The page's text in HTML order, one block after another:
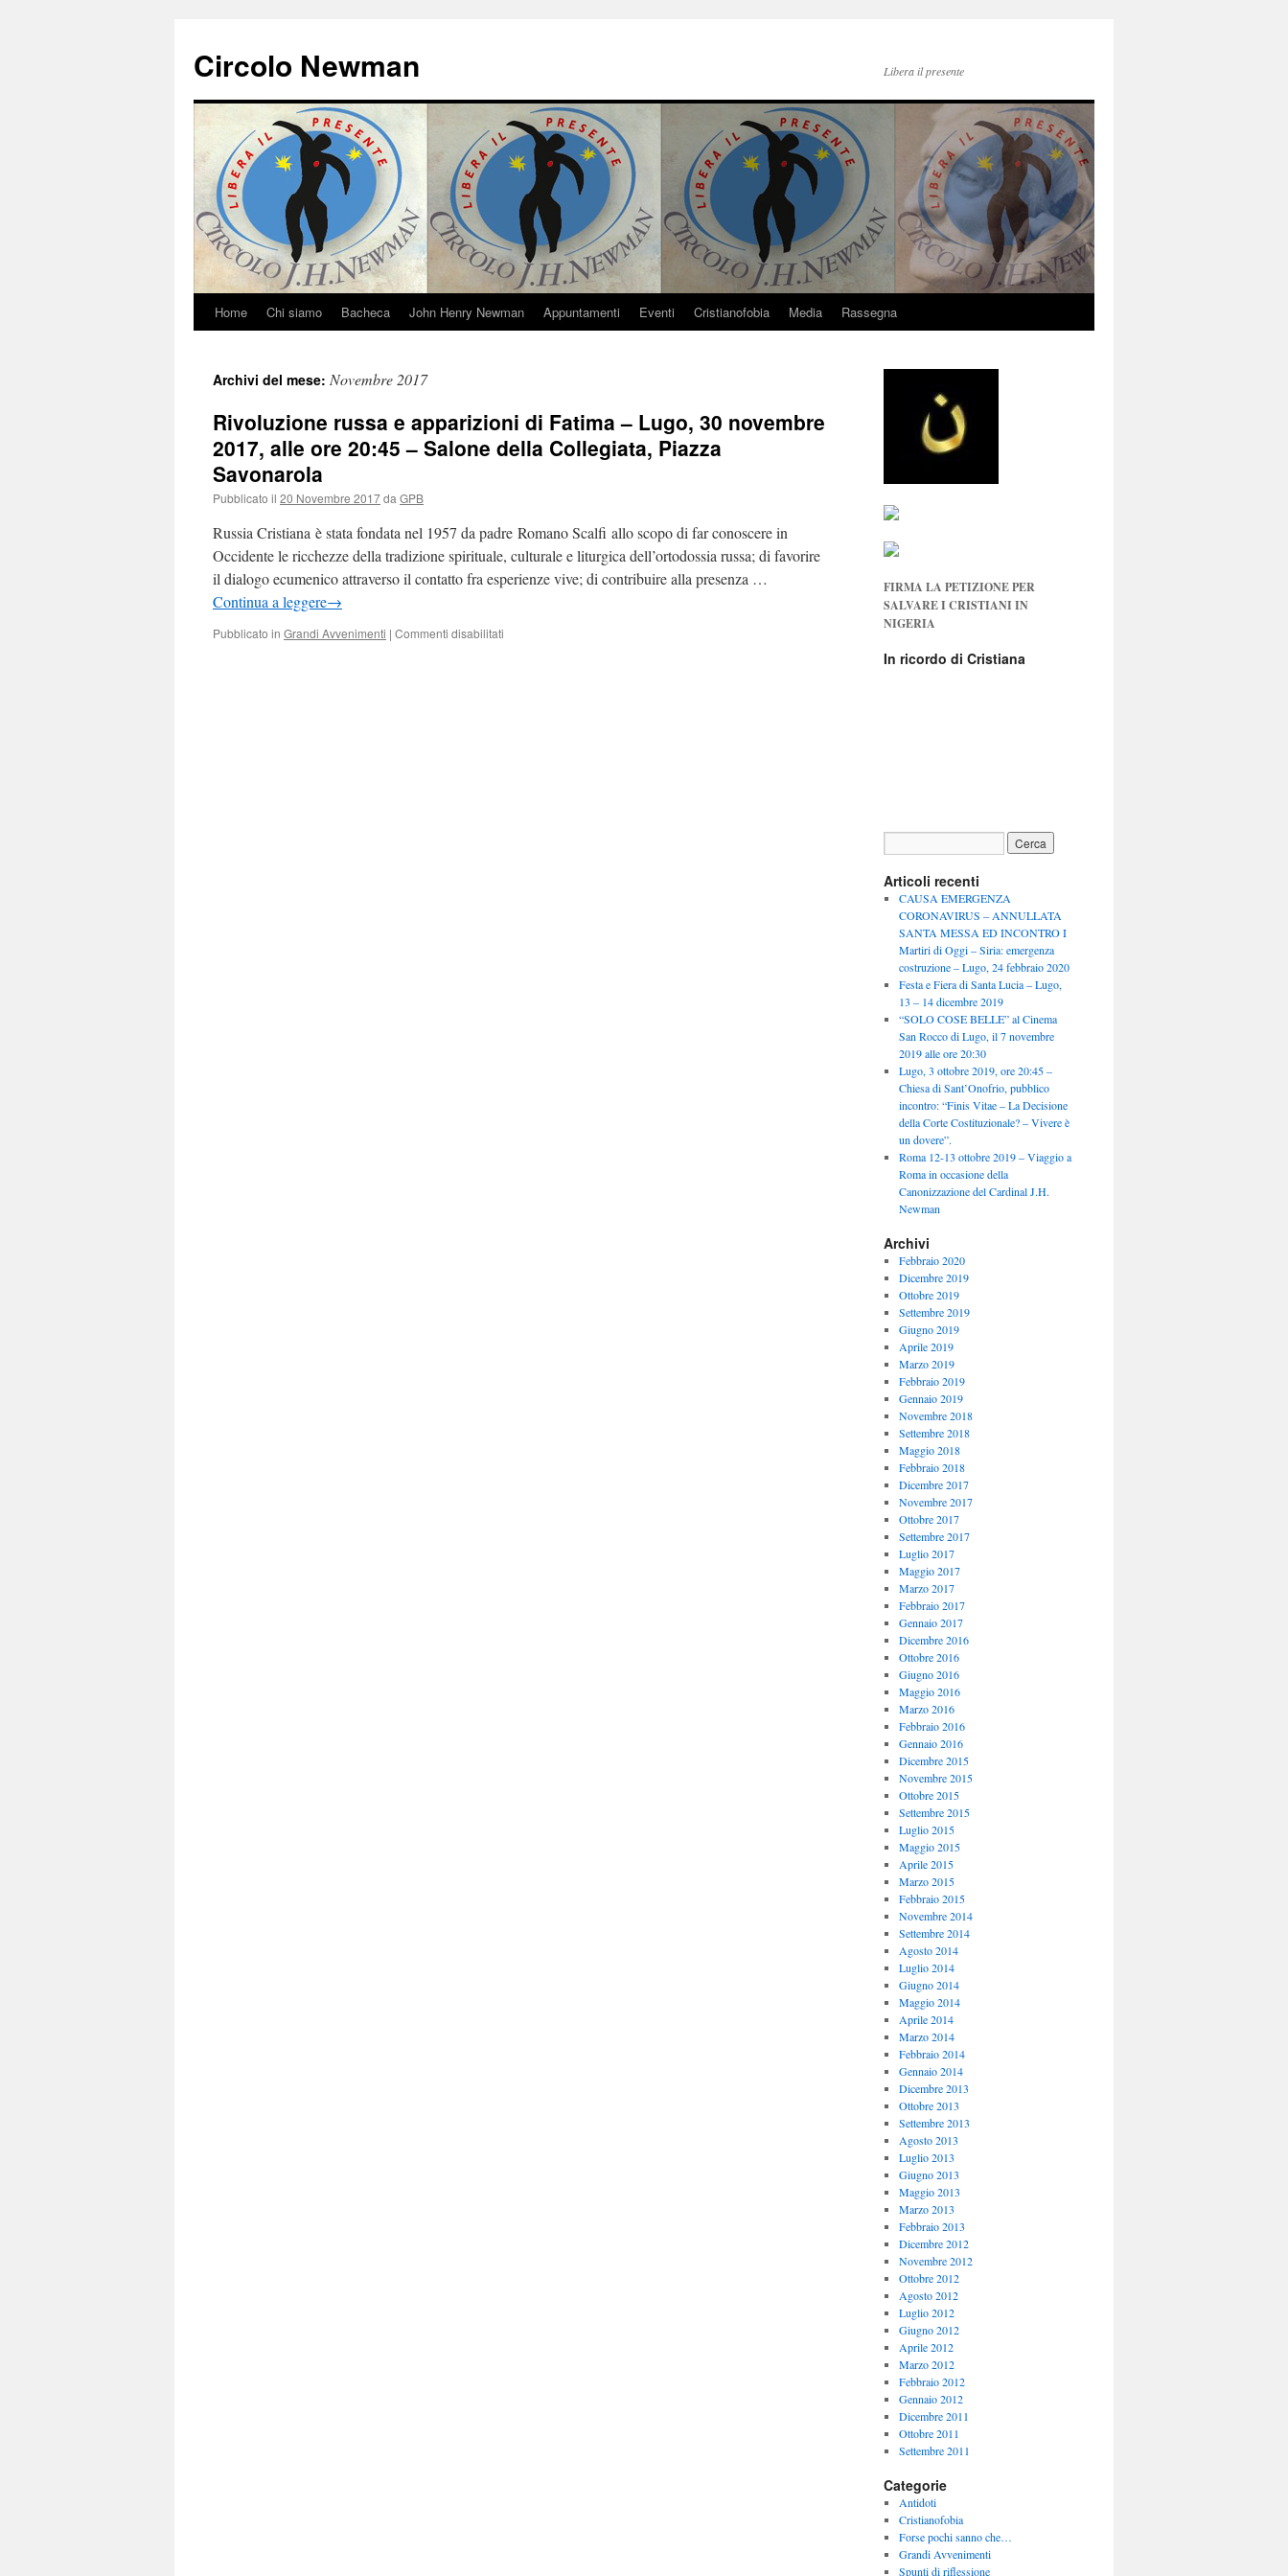
contenuto
Circolo Newman Libera il presente
Home Chi siamo Bacheca John Henry Newman Appuntamenti Eventi Cristianofobia Media Rassegna
Archivi del mese: Novembre 2017
Rivoluzione russa e apparizioni di Fatima – Lugo, 30 novembre
2017, alle ore 20:45 – Salone della Collegiata, Piazza
Savonarola
Pubblicato il 20 Novembre 2017da GPB
Russia Cristiana è stata fondata nel 1957 da padre Romano Scalfi allo scopo di far conoscere in
Occidente le ricchezze della tradizione spirituale, culturale e liturgica dell’ortodossia russa; di favorire
il dialogo ecumenico attraverso il contatto fra esperienze vive; di contribuire alla presenza …
Continua a leggere→
Pubblicato in Grandi Avvenimenti | Commenti disabilitati
FIRMA LA PETIZIONE PER
SALVARE I CRISTIANI IN
NIGERIA
In ricordo di Cristiana
Articoli recenti
CAUSA EMERGENZA
CORONAVIRUS – ANNULLATA
SANTA MESSA ED INCONTRO I
Martiri di Oggi – Siria: emergenza
costruzione – Lugo, 24 febbraio 2020
Festa e Fiera di Santa Lucia – Lugo,
13 – 14 dicembre 2019
“SOLO COSE BELLE” al Cinema
San Rocco di Lugo, il 7 novembre
2019 alle ore 20:30
Lugo, 3 ottobre 2019, ore 20:45 –
Chiesa di Sant’Onofrio, pubblico
incontro: “Finis Vitae – La Decisione
della Corte Costituzionale? – Vivere è
un dovere”.
Roma 12-13 ottobre 2019 – Viaggio a
Roma in occasione della
Canonizzazione del Cardinal J.H.
Newman
Archivi
Febbraio 2020
Dicembre 2019
Ottobre 2019
Settembre 2019
Giugno 2019
Aprile 2019
Marzo 2019
Febbraio 2019
Gennaio 2019
Novembre 2018
Settembre 2018
Maggio 2018
Febbraio 2018
Dicembre 2017
Novembre 2017
Ottobre 2017
Settembre 2017
Luglio 2017
Maggio 2017
Marzo 2017
Febbraio 2017
Gennaio 2017
Dicembre 2016
Ottobre 2016
Giugno 2016
Maggio 2016
Marzo 2016
Febbraio 2016
Gennaio 2016
Dicembre 2015
Novembre 2015
Ottobre 2015
Settembre 2015
Luglio 2015
Maggio 2015
Aprile 2015
Marzo 2015
Febbraio 2015
Novembre 2014
Settembre 2014
Agosto 2014
Luglio 2014
Giugno 2014
Maggio 2014
Aprile 2014
Marzo 2014
Febbraio 2014
Gennaio 2014
Dicembre 2013
Ottobre 2013
Settembre 2013
Agosto 2013
Luglio 2013
Giugno 2013
Maggio 2013
Marzo 2013
Febbraio 2013
Dicembre 2012
Novembre 2012
Ottobre 2012
Agosto 2012
Luglio 2012
Giugno 2012
Aprile 2012
Marzo 2012
Febbraio 2012
Gennaio 2012
Dicembre 2011
Ottobre 2011
Settembre 2011
Categorie
Antidoti
Cristianofobia
Forse pochi sanno che…
Grandi Avvenimenti
Spunti di riflessione